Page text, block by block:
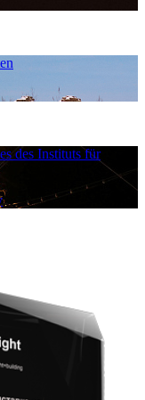
des Instituts für